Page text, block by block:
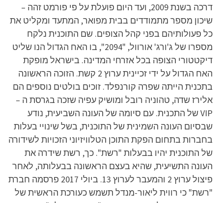
דרכה בשנת 2009, ועד היום פועלת על פי פורמט זהה –
שיכון מספר מתמודדים בבית מפואר, המתעד ומקליט את
כל פעולותיהם בפני קהל הצופים. שם התוכנית נלקח
מספרו של ג'ורג' אורוול, "2094", בו האח הגדול הנו שליט
דיקטטורי הצופה בכל אזרחי המדינה. בישראל מופקת
האח הגדול על ידי זכיינית ערוץ 2 קשת. הזוכה הראשונה
בתכנית הייתה שפרה קורנפלד. זוכים בולטים נוספים הם
אלירז שדה, טהוניה רובל ומושיק עפיה שזכה בגרסת ה –
VIP של התכנית. עם סיומה של העונה השביעית, נודע
שבסיום העונה השמינית של התוכנית, בשל שינויי בעלות
בחברות בתחום הפקת התוכן הטלוויזיוני הזכויות לשידורה
של התוכנית יהיו בבעלות "רשת". כך, רשת שידרה את
העונה התשיעית, שהיא בעצם הראשונה בבעלותה, לאחר
פיצול ערוץ 2 והמעבר לערוץ 13. ביולי 2017 פרסמה חברת
"רשת" כי רווית ליאור-מנדל תשמש כעורכת הראשית של